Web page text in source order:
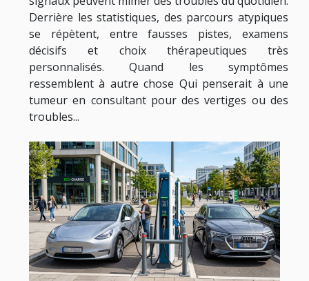
Derrière les statistiques, des parcours atypiques
se répètent, entre fausses pistes, examens
décisifs et choix thérapeutiques très
personnalisés. Quand les symptômes
ressemblent à autre chose Qui penserait à une
tumeur en consultant pour des vertiges ou des
troubles...